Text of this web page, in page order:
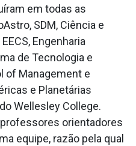
em todas as
SDM, Ciência e
Engenharia
de Tecnologia e
of Management e
e Planetárias
Wellesley College.
orientadores
equipe, razão pela qual